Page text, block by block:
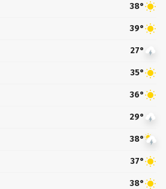
38°
39°
27°
35°
36°
29°
38°
37°
38°